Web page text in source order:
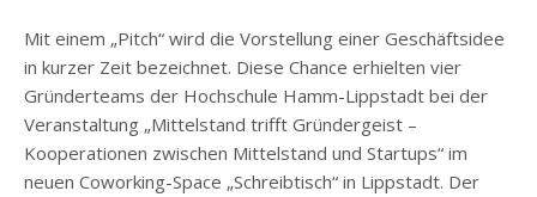
Mit einem „Pitch“ wird die Vorstellung einer Geschäftsidee
in kurzer Zeit bezeichnet. Diese Chance erhielten vier
Gründerteams der Hochschule Hamm-Lippstadt bei der
Veranstaltung „Mittelstand trifft Gründergeist –
Kooperationen zwischen Mittelstand und Startups“ im
neuen Coworking-Space „Schreibtisch“ in Lippstadt. Der